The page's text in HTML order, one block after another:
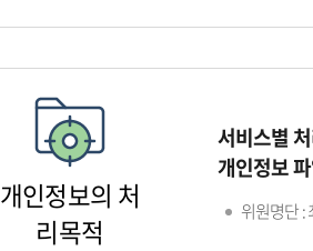
개인정보의 처
리목적
서비스별
개인정보
위원명단 :